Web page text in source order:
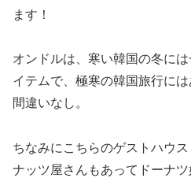
ます！
オンドルは、寒い韓国の冬に
イテムで、極寒の韓国旅行に
間違いなし。
ちなみにこちらのゲストハウ
ナッツ屋さんもあってドーナツ